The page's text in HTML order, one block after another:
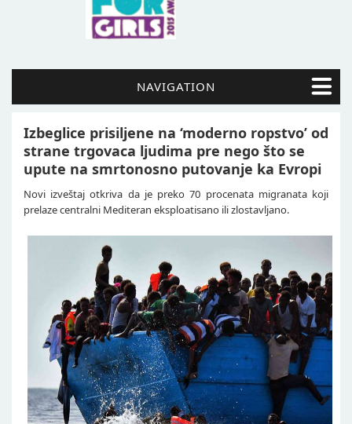
NAVIGATION
Izbeglice prisiljene na ‘moderno ropstvo’ od
strane trgovaca ljudima pre nego što se
upute na smrtonosno putovanje ka Evropi
Novi izveštaj otkriva da je preko 70 procenata migranata koji
prelaze centralni Mediteran eksploatisano ili zlostavljano.